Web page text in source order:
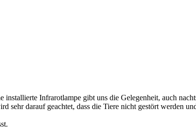
Infrarotlampe gibt uns die Gelegenheit, auch
darauf geachtet, dass die Tiere nicht gestört werden